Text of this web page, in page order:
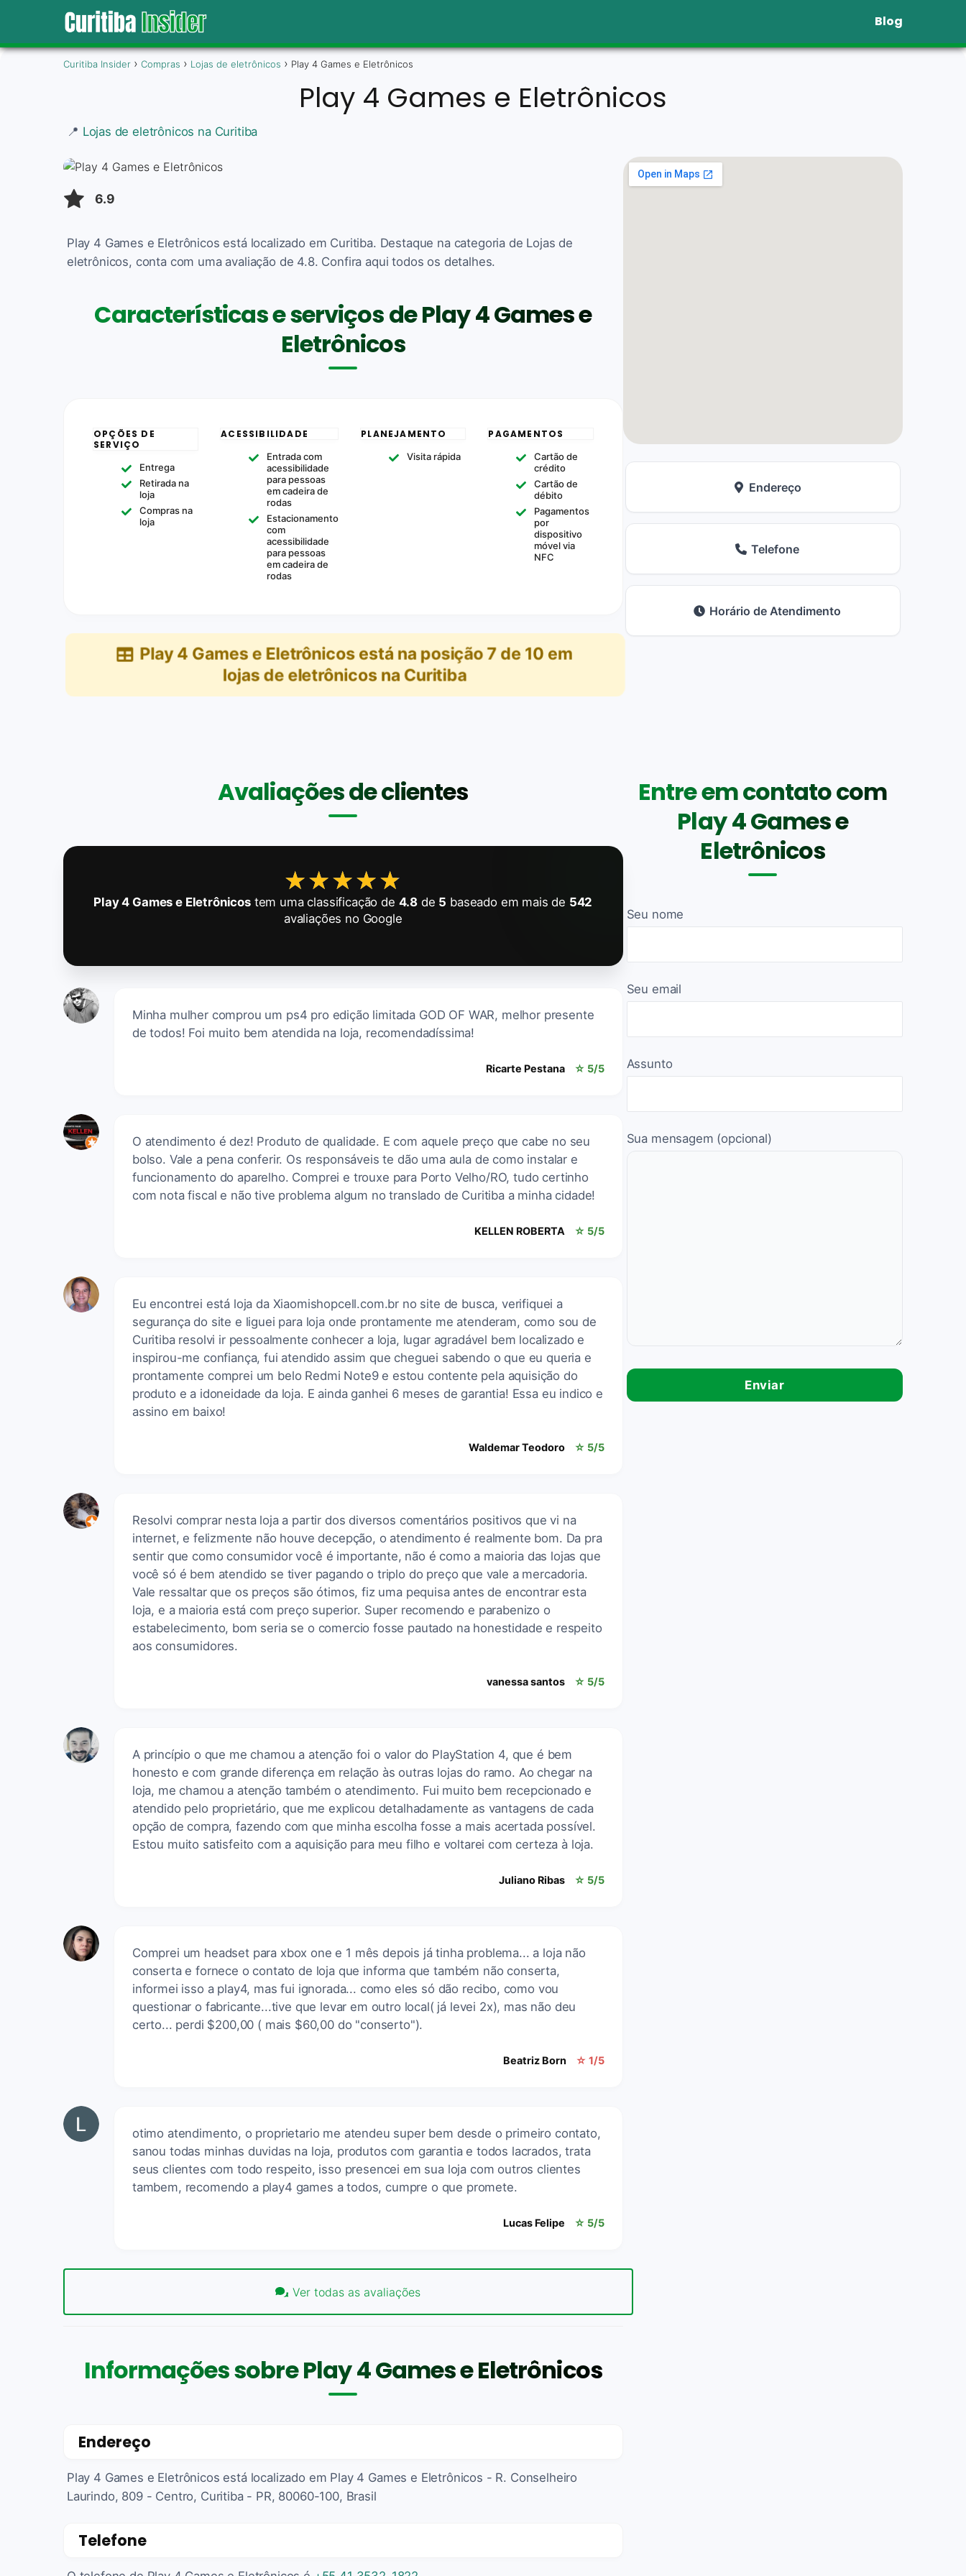
Blog
Curitiba Insider Compras Lojas de eletrônicos Play 4 Games e Eletrônicos
Play 4 Games e Eletrônicos
📍 Lojas de eletrônicos na Curitiba
6.9
Play 4 Games e Eletrônicos está localizado em Curitiba. Destaque na categoria de Lojas de
eletrônicos, conta com uma avaliação de 4.8. Confira aqui todos os detalhes.
Características e serviços de Play 4 Games e
Eletrônicos
OPÇÕES DE
SERVIÇO
Entrega
Retirada na
loja
Compras na
loja
ACESSIBILIDADE
Entrada com
acessibilidade
para pessoas
em cadeira de
rodas
Estacionamento
com
acessibilidade
para pessoas
em cadeira de
rodas
PLANEJAMENTO
Visita rápida
PAGAMENTOS
Cartão de
crédito
Cartão de
débito
Pagamentos
por
dispositivo
móvel via
NFC
Play 4 Games e Eletrônicos está na posição 7 de 10 em
lojas de eletrônicos na Curitiba
Endereço
Telefone
Horário de Atendimento
Avaliações de clientes
★★★★★
★★★★★
Play 4 Games e Eletrônicostem uma classificação de 4.8 de 5 baseado em mais de 542
avaliações no Google
Minha mulher comprou um ps4 pro edição limitada GOD OF WAR, melhor presente
de todos! Foi muito bem atendida na loja, recomendadíssima!
Ricarte Pestana ☆ 5/5
O atendimento é dez! Produto de qualidade. E com aquele preço que cabe no seu
bolso. Vale a pena conferir. Os responsáveis te dão uma aula de como instalar e
funcionamento do aparelho. Comprei e trouxe para Porto Velho/RO, tudo certinho
com nota fiscal e não tive problema algum no translado de Curitiba a minha cidade!
KELLEN ROBERTA ☆ 5/5
Eu encontrei está loja da Xiaomishopcell.com.br no site de busca, verifiquei a
segurança do site e liguei para loja onde prontamente me atenderam, como sou de
Curitiba resolvi ir pessoalmente conhecer a loja, lugar agradável bem localizado e
inspirou-me confiança, fui atendido assim que cheguei sabendo o que eu queria e
prontamente comprei um belo Redmi Note9 e estou contente pela aquisição do
produto e a idoneidade da loja. E ainda ganhei 6 meses de garantia! Essa eu indico e
assino em baixo!
Waldemar Teodoro ☆ 5/5
Resolvi comprar nesta loja a partir dos diversos comentários positivos que vi na
internet, e felizmente não houve decepção, o atendimento é realmente bom. Da pra
sentir que como consumidor você é importante, não é como a maioria das lojas que
você só é bem atendido se tiver pagando o triplo do preço que vale a mercadoria.
Vale ressaltar que os preços são ótimos, fiz uma pequisa antes de encontrar esta
loja, e a maioria está com preço superior. Super recomendo e parabenizo o
estabelecimento, bom seria se o comercio fosse pautado na honestidade e respeito
aos consumidores.
vanessa santos ☆ 5/5
A princípio o que me chamou a atenção foi o valor do PlayStation 4, que é bem
honesto e com grande diferença em relação às outras lojas do ramo. Ao chegar na
loja, me chamou a atenção também o atendimento. Fui muito bem recepcionado e
atendido pelo proprietário, que me explicou detalhadamente as vantagens de cada
opção de compra, fazendo com que minha escolha fosse a mais acertada possível.
Estou muito satisfeito com a aquisição para meu filho e voltarei com certeza à loja.
Juliano Ribas ☆ 5/5
Comprei um headset para xbox one e 1 mês depois já tinha problema... a loja não
conserta e fornece o contato de loja que informa que também não conserta,
informei isso a play4, mas fui ignorada... como eles só dão recibo, como vou
questionar o fabricante...tive que levar em outro local( já levei 2x), mas não deu
certo... perdi $200,00 ( mais $60,00 do "conserto").
Beatriz Born ☆ 1/5
otimo atendimento, o proprietario me atendeu super bem desde o primeiro contato,
sanou todas minhas duvidas na loja, produtos com garantia e todos lacrados, trata
seus clientes com todo respeito, isso presencei em sua loja com outros clientes
tambem, recomendo a play4 games a todos, cumpre o que promete.
Lucas Felipe ☆ 5/5
Ver todas as avaliações
Informações sobre Play 4 Games e Eletrônicos
Endereço
Play 4 Games e Eletrônicos está localizado em Play 4 Games e Eletrônicos - R. Conselheiro
Laurindo, 809 - Centro, Curitiba - PR, 80060-100, Brasil
Telefone
Entre em contato com
Play 4 Games e
Eletrônicos
Seu nome
Seu email
Assunto
Sua mensagem (opcional)